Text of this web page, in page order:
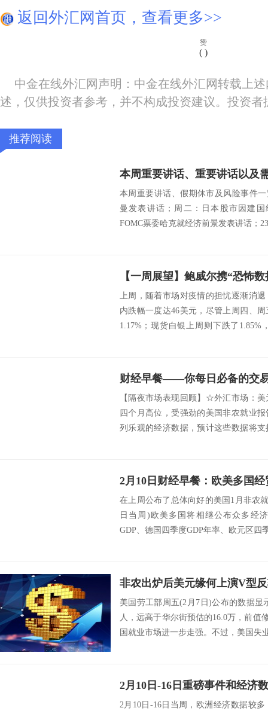
返回外汇网首页，查看更多>>
赞
( )
中金在线外汇网声明：中金在线外汇网转载上
述，仅供投资者参考，并不构成投资建议。投资
推荐阅读
本周重要讲话、假期休市及风险事件
曼发表讲话；周二：日本股市因建国
FOMC票委哈克就经济前景发表讲话；
上周，随着市场对疫情的担忧逐渐消
内跌幅一度达46美元，尽管上周四、
1.17%；现货白银上周则下跌了
财经早餐——你每日必备的交
【隔夜市场表现回顾】☆外汇市场：
四个月高位，受强劲的美国非农就业
列乐观的经济数据，预计这些数据将
在上周公布了总体向好的美国1月非农
日当周)欧美多国将相继公布众多经
GDP、德国四季度GDP年率、欧元区四
美国劳工部周五(2月7日)公布的数据显
人，远高于华尔街预估的16.0万，前值
国就业市场进一步走强。不过，美国失
2月10日-16日重磅事件和经济
2月10日-16日当周，欧洲经济数据较